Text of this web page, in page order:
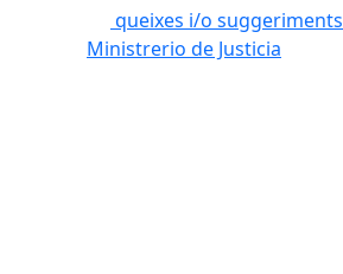
queixes i/o suggeriments
Ministrerio de Justicia